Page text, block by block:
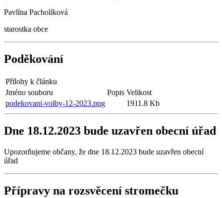
Pavlína Pacholíková
starostka obce
Poděkování
Přílohy k článku
Jméno souboru
Popis Velikost
podekovani-volby-12-2023.png
1911.8 Kb
Dne 18.12.2023 bude uzavřen obecní úřad
Upozorňujeme občany, že dne 18.12.2023 bude uzavřen obecní
úřad
Přípravy na rozsvěcení stromečku